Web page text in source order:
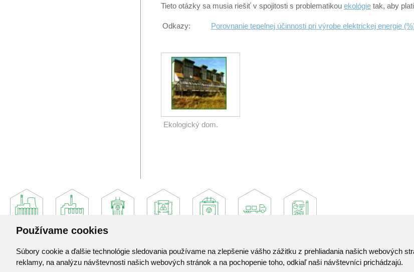
Používame cookies
Súbory cookie a ďalšie technológie sledovania používame na zlepšenie vášho zážitku z prehliadania našich webových
reklamy, na analýzu návštevnosti našich webových stránok a na pochopenie toho, odkiaľ naši návštevníci prichádzajú.
Tieto otázky sa musia riešiť v spojitosti s problematikou ekológie tak, aby
Odkazy: Porovnanie tepelnej účinnosti pri výrobe elektrickej energie
Ekologický dom.
Jadrová a vyraďovacia spoločnosť, a. s.
Kontakt